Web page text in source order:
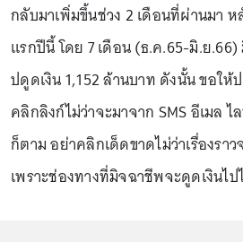
กลับมาเพิ่มขึ้นช่วง 2 เดือนที่ผ่านมา ห
แรกปีนี้ โดย 7 เดือน (ธ.ค.65-มิ.ย
ปดูดเงิน 1,152 ล้านบาท ดังนั้น ขอให้
คลิกลิงก์ไม่ว่าจะมาจาก SMS อีเมล ไ
ก็ตาม อย่าคลิกเด็ดขาดไม่ว่าเรื่องรา
เพราะช่องทางที่มิจฉาชีพจะดูดเงินไ